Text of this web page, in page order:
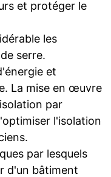
et protéger le
les
serre.
et
La mise en œuvre
par
l'isolation
par lesquels
d'un bâtiment